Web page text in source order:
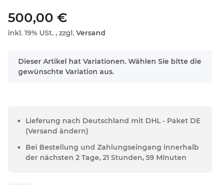
500,00 €
inkl. 19% USt. , zzgl. Versand
x
Dieser Artikel hat Variationen. Wählen Sie bitte die
gewünschte Variation aus.
Lieferung nach Deutschland mit DHL - Paket DE
(Versand ändern)
Bei Bestellung und Zahlungseingang innerhalb
der nächsten 2 Tage, 21 Stunden, 59 Minuten